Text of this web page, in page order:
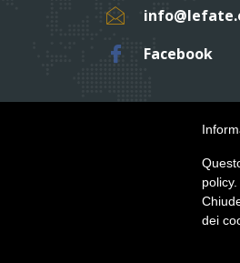
Facebook
© Copyright 2019
dei